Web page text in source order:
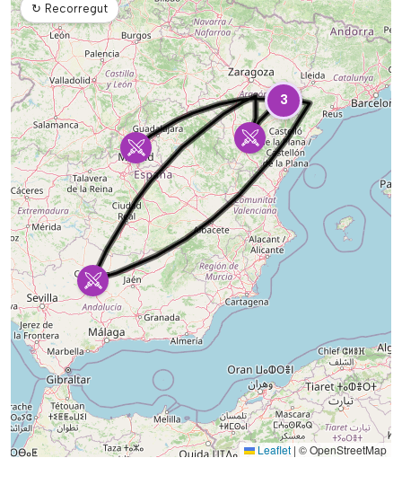
3
↻ Recorregut
Leaflet | © OpenStreetMap